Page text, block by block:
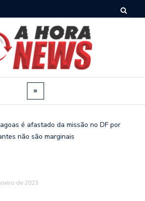
é afastado da missão no DF por
não são marginais
de 2023